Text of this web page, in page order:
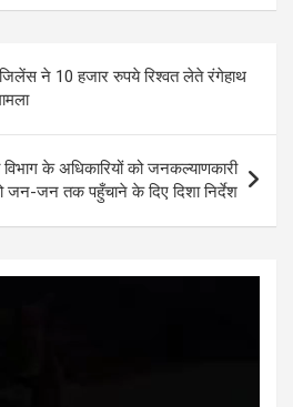
se
n
g
er
ke
dI
n
ar
ने 10 हजार रुपये रिश्‍वत लेते रंगेहाथ
के अधिकारियों को जनकल्याणकारी
जन-जन तक पहुँचाने के दिए दिशा निर्देश